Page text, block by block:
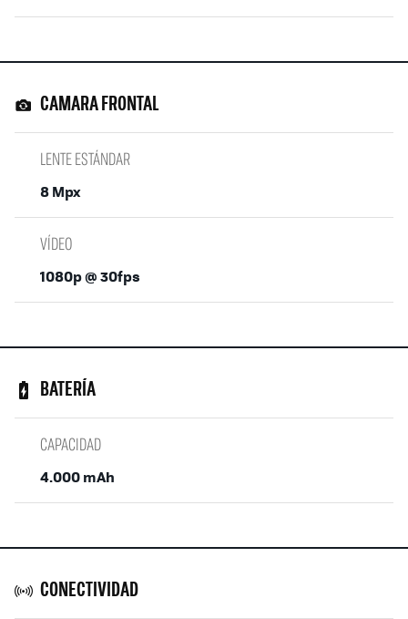
CAMARA FRONTAL
LENTE ESTÁNDAR
8 Mpx
VÍDEO
1080p @ 30fps
BATERÍA
CAPACIDAD
4.000 mAh
CONECTIVIDAD